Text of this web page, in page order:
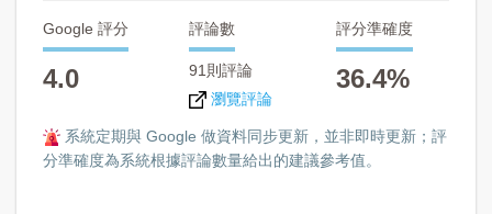
Google 評分
4.0
評論數
91則評論
瀏覽評論
評分準確度
36.4%
系統定期與 Google 做資料同步更新，並非即時更新；評
分準確度為系統根據評論數量給出的建議參考值。